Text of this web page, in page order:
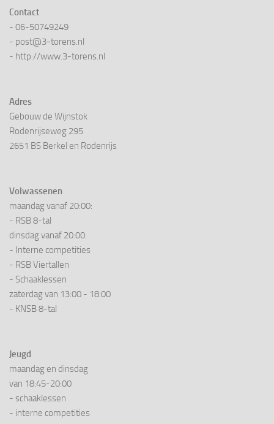
Contact
- 06-50749249
- post@3-torens.nl
- http://www.3-torens.nl
Adres
Gebouw de Wijnstok
Rodenrijseweg 295
2651 BS Berkel en Rodenrijs
Volwassenen
maandag vanaf 20:00:
- RSB 8-tal
dinsdag vanaf 20:00:
- Interne competities
- RSB Viertallen
- Schaaklessen
zaterdag van 13:00 - 18:00
- KNSB 8-tal
Jeugd
maandag en dinsdag
van 18:45-20:00
- schaaklessen
- interne competities